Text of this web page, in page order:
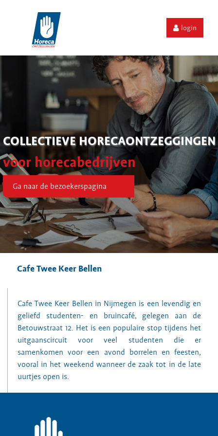
login
COLLECTIEVE HORECAONTZEGGINGEN
voor horecabedrijven
Ga naar de bezoekerspagina
Cafe Twee Keer Bellen
Cafe Twee Keer Bellen in Nijmegen is een levendig en
geliefd studenten- en bruincafé, gelegen aan de
Betouwstraat 12. Het is een populaire stop tijdens het
uitgaanscircuit voor veel studenten die er
samenkomen voor een avond borrelen en feesten,
vooral in het weekend wanneer de zaak tot in de late
uurtjes open is.